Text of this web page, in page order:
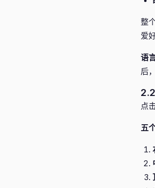
整
爱
语
后
点
五